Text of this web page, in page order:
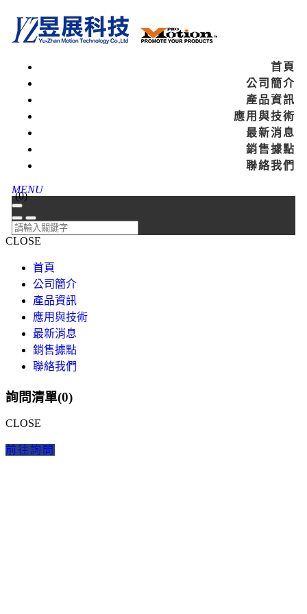
首頁
公司簡介
產品資訊
應用與技術
最新消息
銷售據點
聯絡我們
MENU
(0)
CLOSE
首頁
公司簡介
產品資訊
應用與技術
最新消息
銷售據點
聯絡我們
詢問清單(0)
CLOSE
前往詢問